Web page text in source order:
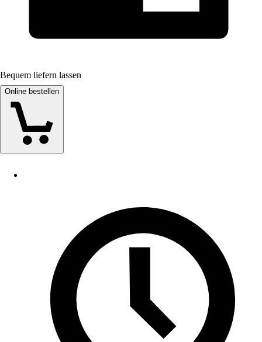
Bequem liefern lassen
Online bestellen